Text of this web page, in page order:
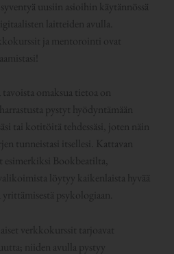
uusiin asioihin käytännössä
laitteiden avulla.
ja mentorointi ovat
tavoista omaksua tietoa on
pystyt hyödyntämään
tai kotitöitä tehdessäsi, joten näin
tunneistasi itsellesi. Kattavan
Bookbeatilta,
löytyy kaikenlaista hyvää
psykologiaan.
verkkokurssit tarjoavat
niiden avulla pystyy